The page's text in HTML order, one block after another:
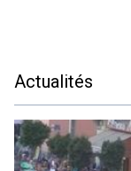
Actualités